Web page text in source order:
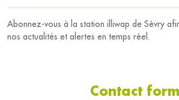
Abonnez-vous à la station illiwap de Sévry
nos actualités et alertes en temps réel.
Contact form